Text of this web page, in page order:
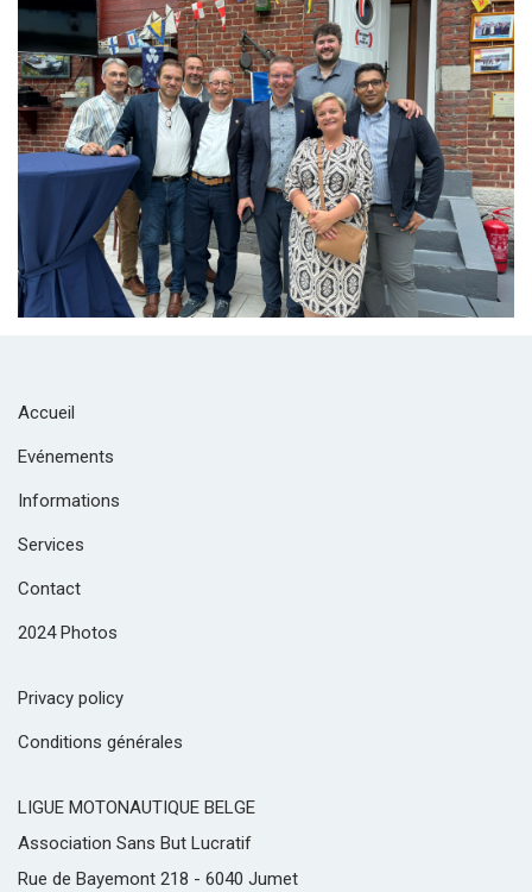
Accueil
Evénements
Informations
Services
Contact
2024 Photos
Privacy policy
Conditions générales
LIGUE MOTONAUTIQUE BELGE
Association Sans But Lucratif
Rue de Bayemont 218 - 6040 Jumet